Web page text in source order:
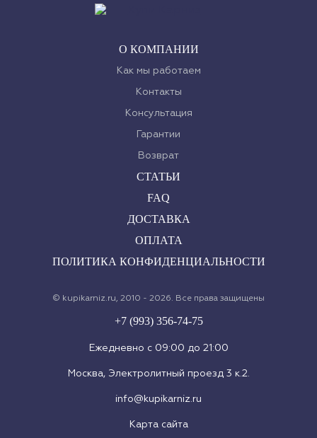
О КОМПАНИИ
Как мы работаем
Контакты
Консультация
Гарантии
Возврат
СТАТЬИ
FAQ
ДОСТАВКА
ОПЛАТА
ПОЛИТИКА КОНФИДЕНЦИАЛЬНОСТИ
© kupikarniz.ru, 2010 - 2026. Все права защищены
+7 (993) 356-74-75
Eжедневно с 09:00 до 21:00
Москва, Электролитный проезд 3 к.2.
info@kupikarniz.ru
Карта сайта